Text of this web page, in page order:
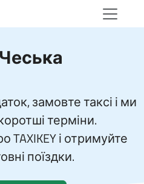
замовте таксі і ми
терміни.
TAXIKEY і отримуйте
поїздки.